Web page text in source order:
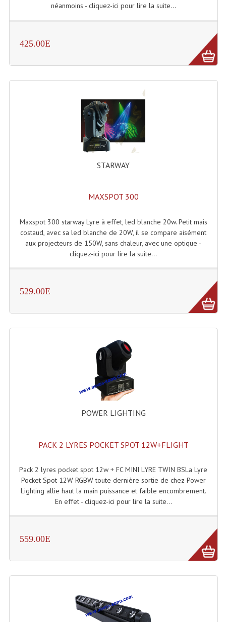
Machines À Effets Fumées, Mousses, Liquid
Lanceur De Flammes Et Cartouche De Gaz
Machine À Etincelles Froides
Machines & Canon À Confettis
Machines À Bulles
Machines À Fumée Lourde
Machines À Mousse, Neige, Liquides
Liquide À Brouillard
Liquide À Bulles
Nos Occasions Et Stock B
Les Occasions
Notre Stock B
Disque DVD
Disque LD (30 Cm.)
TARIF ET CATALOGUE DE LOCATION
LISTE DU MATERIEL D'OCCASION
néanmoins - cliquez-ici pour lire la suite...
425.00E
STARWAY
MAXSPOT 300
Maxspot 300 starway Lyre à effet, led blanche 20w. Petit mais
costaud, avec sa led blanche de 20W, il se compare aisément
aux projecteurs de 150W, sans chaleur, avec une optique -
cliquez-ici pour lire la suite...
529.00E
POWER LIGHTING
PACK 2 LYRES POCKET SPOT 12W+FLIGHT
Pack 2 lyres pocket spot 12w + FC MINI LYRE TWIN BSLa Lyre
Pocket Spot 12W RGBW toute dernière sortie de chez Power
Lighting allie haut la main puissance et faible encombrement.
En effet - cliquez-ici pour lire la suite...
559.00E